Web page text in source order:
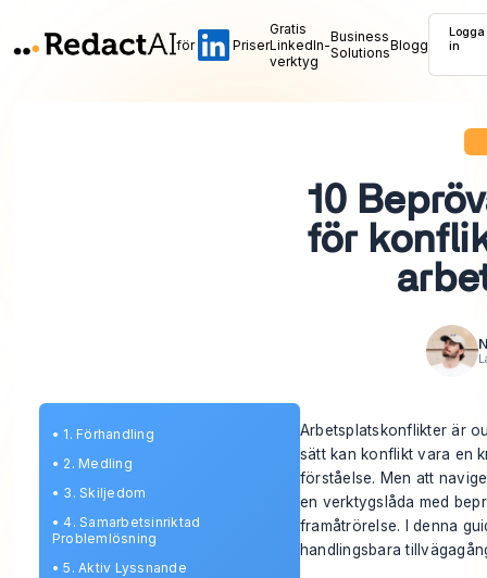
för Priser
Gratis
LinkedIn-
verktyg
Business
SolutionsBlogg
Logga
in
10
för
• 1. Förhandling
• 2. Medling
• 3. Skiljedom
• 4. Samarbetsinriktad
Problemlösning
•5. Aktiv Lyssnande
Arbetsplatskonflikter är
sätt kan konflikt vara en
förståelse. Men att
en verktygslåda med
framåtrörelse. I denna
handlingsbara